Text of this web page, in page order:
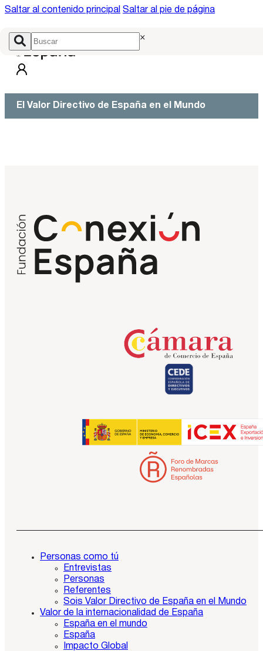
Saltar al contenido principal Saltar al pie de página
×
El Valor Directivo de España en el Mundo
Personas como tú
Entrevistas
Personas
Referentes
Sois Valor Directivo de España en el Mundo
Valor de la internacionalidad de España
España en el mundo
España
Impacto Global